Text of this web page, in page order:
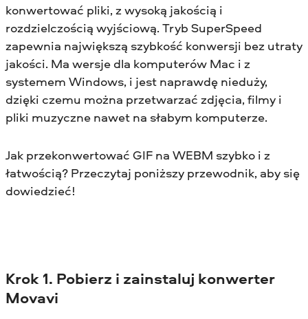
konwertować pliki, z wysoką jakością i
rozdzielczością wyjściową. Tryb SuperSpeed
zapewnia największą szybkość konwersji bez utraty
jakości. Ma wersje dla komputerów Mac i z
systemem Windows, i jest naprawdę nieduży,
dzięki czemu można przetwarzać zdjęcia, filmy i
pliki muzyczne nawet na słabym komputerze.
Jak przekonwertować GIF na WEBM szybko i z
łatwością? Przeczytaj poniższy przewodnik, aby się
dowiedzieć!
Krok 1. Pobierz i zainstaluj konwerter
Movavi